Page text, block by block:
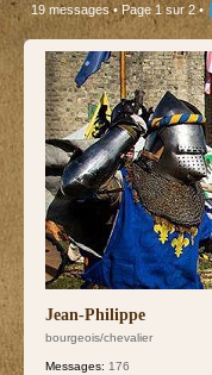
19 messages • Page 1sur2•
Jean-Philippe
bourgeois/chevalier
Messages: 176